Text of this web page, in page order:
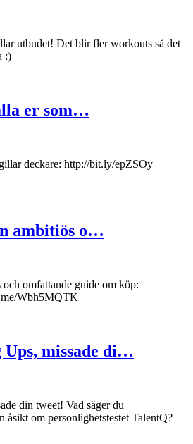
utbudet! Det blir fler workouts så det
:)
er som…
deckare: http://bit.ly/epZSOy
ambitiös o…
omfattande guide om köp:
Wbh5MQTK
Ups, missade di…
din tweet! Vad säger du
åsikt om personlighetstestet TalentQ?